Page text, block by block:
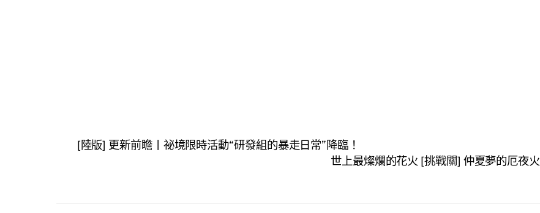
[陸版] 更新前瞻丨祕境限時活動“研發組的暴走日常”降臨！
世上最燦爛的花火 [挑戰關] 仲夏夢的厄夜火